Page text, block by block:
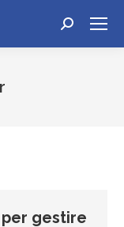
Cerca:
gestire